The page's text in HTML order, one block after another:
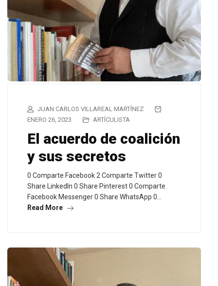
JUAN CARLOS VILLAREAL MARTÍNEZ
ENERO 26, 2023
ARTÍCULISTA
El acuerdo de coalición
y sus secretos
0 Comparte Facebook 2 Comparte Twitter 0
Share LinkedIn 0 Share Pinterest 0 Comparte
Facebook Messenger 0 Share WhatsApp 0…
Read More